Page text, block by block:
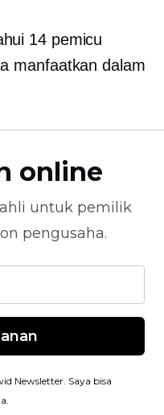
14 pemicu
manfaatkan dalam
online
ahli untuk pemilik
pengusaha.
Newsletter. Saya bisa